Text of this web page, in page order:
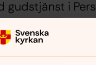
gudstjänst i